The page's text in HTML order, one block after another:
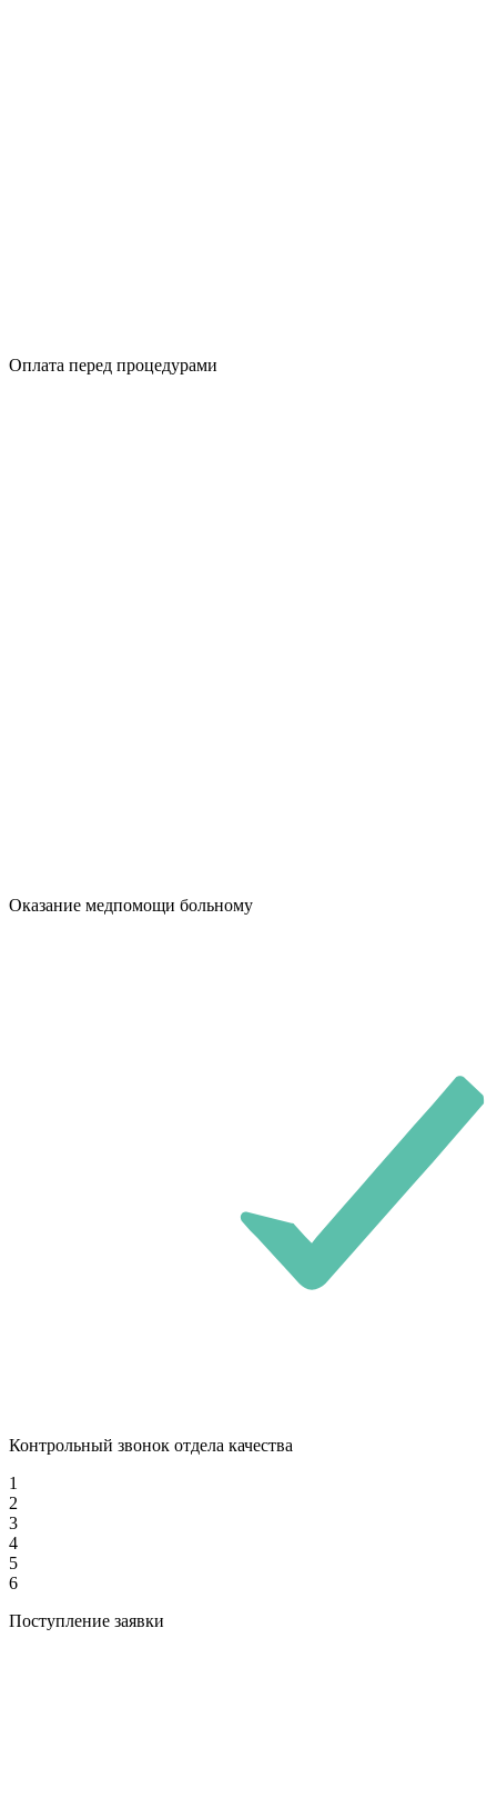
Оплата перед процедурами
Оказание медпомощи больному
Контрольный звонок отдела качества
1
2
3
4
5
6
Поступление заявки